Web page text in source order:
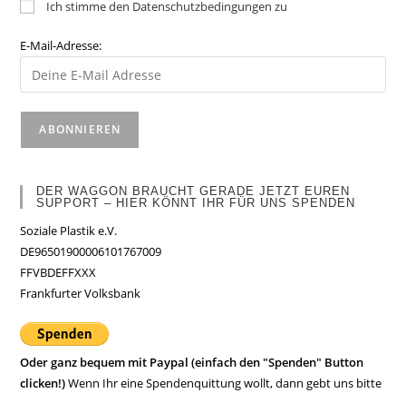
Ich stimme den Datenschutzbedingungen zu
E-Mail-Adresse:
DER WAGGON BRAUCHT GERADE JETZT EUREN
SUPPORT – HIER KÖNNT IHR FÜR UNS SPENDEN
Soziale Plastik e.V.
DE96501900006101767009
FFVBDEFFXXX
Frankfurter Volksbank
Oder ganz bequem mit Paypal (einfach den "Spenden" Button
clicken!)Wenn Ihr eine Spendenquittung wollt, dann gebt uns bitte